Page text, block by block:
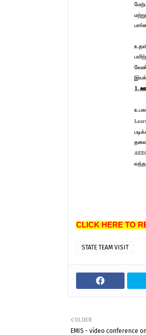
CLICK HERE TO
STATE TEAM VISIT
OLDER
EMIS - video conference